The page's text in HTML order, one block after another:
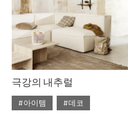
#컬렉션
극강의 내추럴
#아이템
#데코